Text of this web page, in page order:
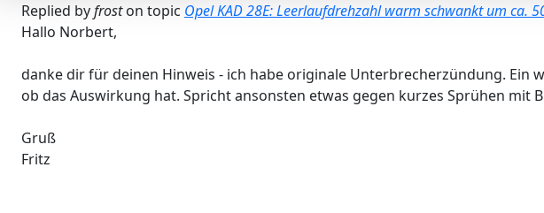
Replied byfroston topic Opel KAD 28E: Leerlaufdrehzahl warm schwankt um ca.
Hallo Norbert,
danke dir für deinen Hinweis - ich habe originale Unterbrecherzündung. Ein
ob das Auswirkung hat. Spricht ansonsten etwas gegen kurzes Sprühen
Gruß
Fritz